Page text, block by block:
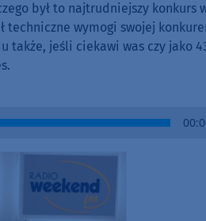
był to najtrudniejszy konkurs
techniczne wymogi swojej
także, jeśli ciekawi was czy jako